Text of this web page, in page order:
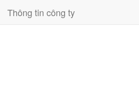
Thông tin công ty